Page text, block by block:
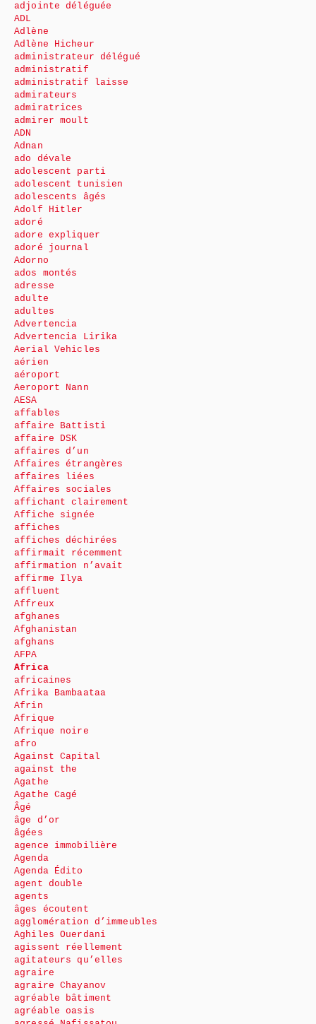
adjointe déléguée
ADL
Adlène
Adlène Hicheur
administrateur délégué
administratif
administratif laisse
admirateurs
admiratrices
admirer moult
ADN
Adnan
ado dévale
adolescent parti
adolescent tunisien
adolescents âgés
Adolf Hitler
adoré
adore expliquer
adoré journal
Adorno
ados montés
adresse
adulte
adultes
Advertencia
Advertencia Lirika
Aerial Vehicles
aérien
aéroport
Aeroport Nann
AESA
affables
affaire Battisti
affaire DSK
affaires d’un
Affaires étrangères
affaires liées
Affaires sociales
affichant clairement
Affiche signée
affiches
affiches déchirées
affirmait récemment
affirmation n’avait
affirme Ilya
affluent
Affreux
afghanes
Afghanistan
afghans
AFPA
Africa
africaines
Afrika Bambaataa
Afrin
Afrique
Afrique noire
afro
Against Capital
against the
Agathe
Agathe Cagé
Âgé
âge d’or
âgées
agence immobilière
Agenda
Agenda Édito
agent double
agents
âges écoutent
agglomération d’immeubles
Aghiles Ouerdani
agissent réellement
agitateurs qu’elles
agraire
agraire Chayanov
agréable bâtiment
agréable oasis